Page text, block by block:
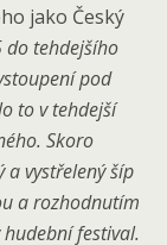
jako Český
do tehdejšího
pod
to v tehdejší
Skoro
a vystřelený šíp
a rozhodnutím
festival.